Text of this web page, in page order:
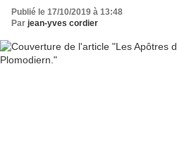
Publié le 17/10/2019 à 13:48
Par jean-yves cordier